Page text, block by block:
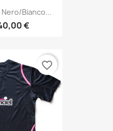
Nero/bianco...
€
favorite_border